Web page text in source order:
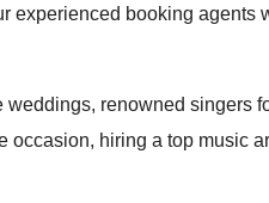
experienced booking agents
renowned singers
occasion, hiring a top music